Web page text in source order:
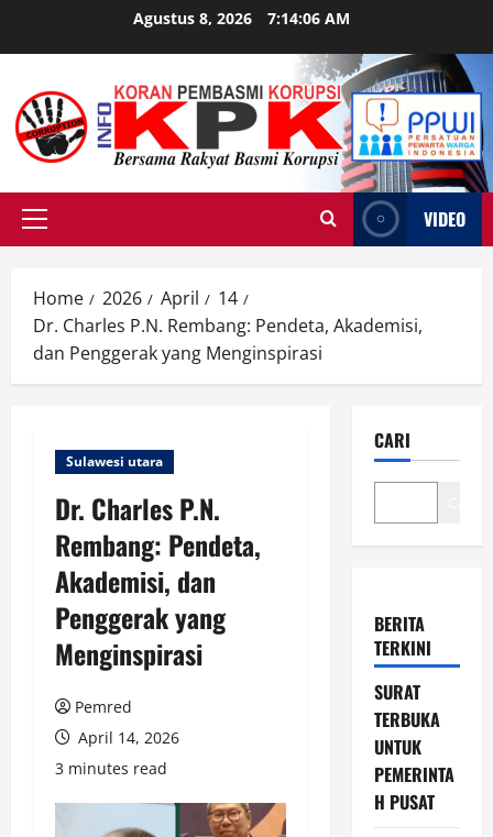
Agustus 8, 2026 7:14:07 AM
Primary
VIDEO
Home 2026 April
14
Dr. Charles P.N. Rembang: Pendeta, Akademisi,
dan Penggerak yang Menginspirasi
Sulawesi utara
Dr. Charles P.N.
Rembang: Pendeta,
Akademisi, dan
Penggerak yang
Menginspirasi
Pemred
April 14, 2026
3 minutes read
CARI
BERITA
TERKINI
SURAT
TERBUKA
UNTUK
PEMERINTA
H PUSAT